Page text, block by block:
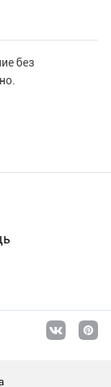
без